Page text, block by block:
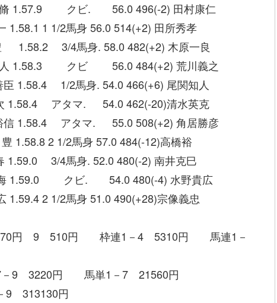
脩 1.57.9 クビ. 56.0 496(-2) 田村康仁
1.58.1 1 1/2馬身 56.0 514(+2) 田所秀孝
3/4馬身. 58.0 482(+2) 木原一良
隼人 1.58.3 クビ 56.0 484(+2) 荒川義之
1/2馬身. 54.0 466(+6) 尾関知人
1.58.4 アタマ. 54.0 462(-20)清水英克
1.58.4 アタマ. 55.0 508(+2) 角居勝彦
1.58.8 2 1/2馬身 57.0 484(-12)高橋裕
3/4馬身. 52.0 480(-2) 南井克巳
1.59.0 クビ. 54.0 480(-4) 水野貴広
2 1/2馬身 51.0 490(+28)宗像義忠
円 9 510円 枠連1－4 5310円 馬連1－
9 3220円 馬単1－7 21560円
9 313130円